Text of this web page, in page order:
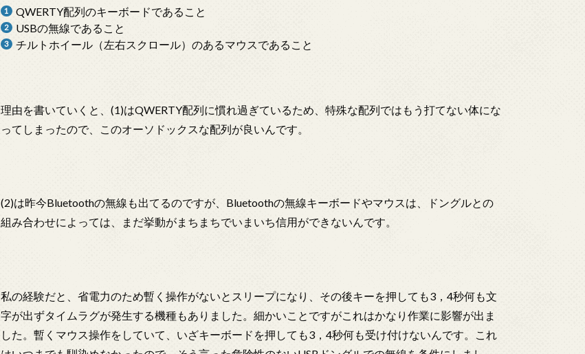
QWERTY配列のキーボードであること
USBの無線であること
チルトホイール（左右スクロール）のあるマウスであること
理由を書いていくと、(1)はQWERTY配列に慣れ過ぎているため、特殊な配列ではもう打てない体にな
ってしまったので、このオーソドックスな配列が良いんです。
(2)は昨今Bluetoothの無線も出てるのですが、Bluetoothの無線キーボードやマウスは、ドングルとの
組み合わせによっては、まだ挙動がまちまちでいまいち信用ができないんです。
私の経験だと、省電力のため暫く操作がないとスリープになり、その後キーを押しても3，4秒何も文
字が出ずタイムラグが発生する機種もありました。細かいことですがこれはかなり作業に影響が出ま
した。暫くマウス操作をしていて、いざキーボードを押しても3，4秒何も受け付けないんです。これ